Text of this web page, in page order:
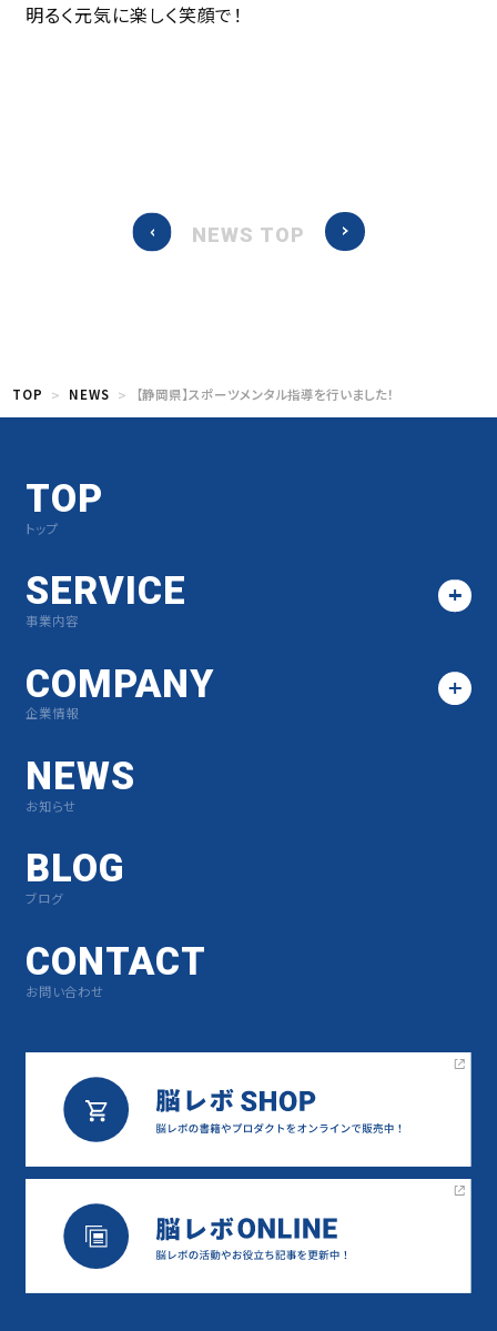
明るく元気に楽しく笑顔で！
NEWS TOP
TOP NEWS 【静岡県】スポーツメンタル指導を行いました！
TOP
トップ
SERVICE
事業内容
COMPANY
企業情報
NEWS
お知らせ
BLOG
ブログ
CONTACT
お問い合わせ